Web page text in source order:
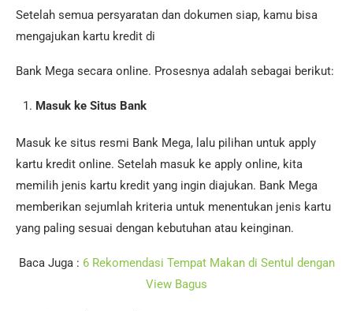
Setelah semua persyaratan dan dokumen siap, kamu bisa
mengajukan kartu kredit di
Bank Mega secara online. Prosesnya adalah sebagai berikut:
Masuk ke Situs Bank
Masuk ke situs resmi Bank Mega, lalu pilihan untuk apply
kartu kredit online. Setelah masuk ke apply online, kita
memilih jenis kartu kredit yang ingin diajukan. Bank Mega
memberikan sejumlah kriteria untuk menentukan jenis kartu
yang paling sesuai dengan kebutuhan atau keinginan.
Baca Juga : 6 Rekomendasi Tempat Makan di Sentul dengan
View Bagus